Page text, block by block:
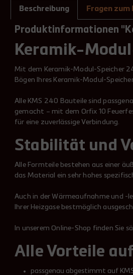
Beschreibung Fragen
Produktinformationen
Keramik-
Mit dem Keramik-Modul-Speicher
Bögen Ihres Keramik-Modul-
Alle KMS 240 Bauteile sind
gemacht – mit dem Orfix 10
für eine zuverlässige Verbindung.
Stabilität und
Alle Formteile bestehen aus einer
das Material ein sehr hohes
Auch in der Wärmeaufnahme und -
Ihrer Heizgase bestmöglich
In unserem Online-Shop finden Sie
Alle Vorteile
passgenau abgestimmt auf